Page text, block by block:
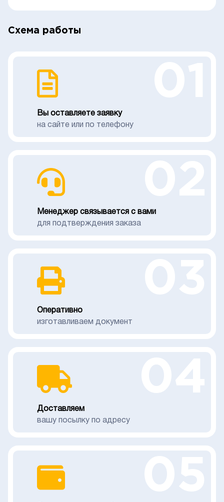
Схема работы
Вы оставляете заявку
на сайте или по телефону
Менеджер связывается с вами
для подтверждения заказа
Оперативно
изготавливаем документ
Доставляем
вашу посылку по адресу